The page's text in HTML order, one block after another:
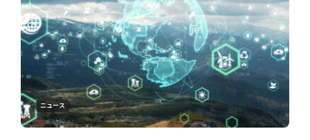
ニュース